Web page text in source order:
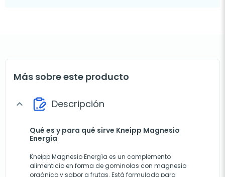
Más sobre este producto
expand_more Descripción
Qué es y para qué sirve Kneipp Magnesio
Energía
Kneipp Magnesio Energía es un complemento
alimenticio en forma de gominolas con magnesio
orgánico y sabor a frutas. Está formulado para